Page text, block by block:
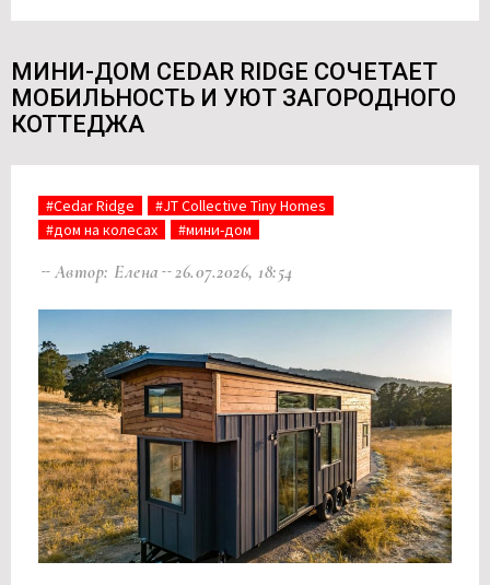
МИНИ-ДОМ CEDAR RIDGE СОЧЕТАЕТ
МОБИЛЬНОСТЬ И УЮТ ЗАГОРОДНОГО
КОТТЕДЖА
#Cedar Ridge
#JT Collective Tiny Homes
#дом на колесах
#мини-дом
Автор: Елена 26.07.2026, 18:54